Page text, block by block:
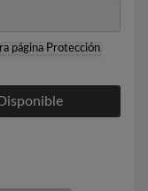
página Protección